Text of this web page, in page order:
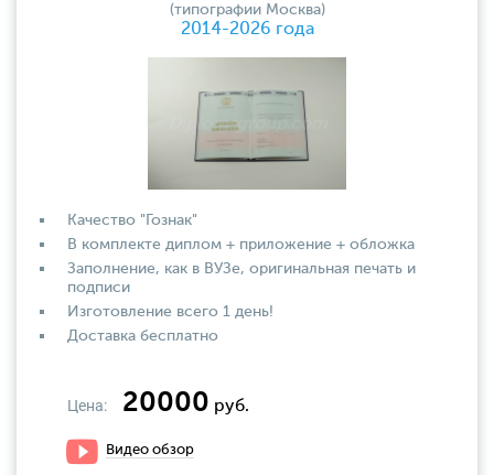
(типографии Москва)
2014-2026 года
Качество "Гознак"
В комплекте диплом + приложение + обложка
Заполнение, как в ВУЗе, оригинальная печать и
подписи
Изготовление всего 1 день!
Доставка бесплатно
Цена: 20000 руб.
Видео обзор